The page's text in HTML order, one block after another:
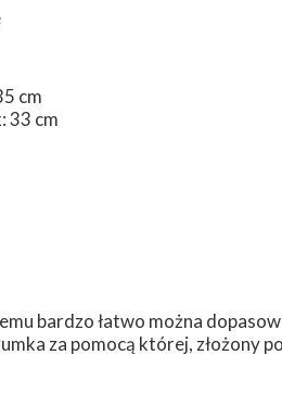
cm
33 cm
bardzo łatwo można
za pomocą której, złożony